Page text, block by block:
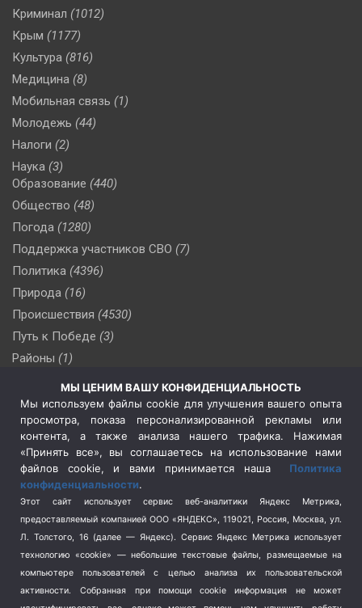
Криминал (1012)
Крым (1177)
Культура (816)
Медицина (8)
Мобильная связь (1)
Молодежь (44)
Налоги (2)
Наука (3)
Образование (440)
Общество (48)
Погода (1280)
Поддержка участников СВО (7)
Политика (4396)
Природа (16)
Происшествия (4530)
Путь к Победе (3)
Районы (1)
(510)
Сельское хозяйство (3)
Социальная политика
(3)
Спецоперация в Украине
Спецоперация на Украине
(404)
Спорт (740)
Терроризм (1)
Транспорт (262)
Туризм (178)
Флот (76)
МЫ ЦЕНИМ ВАШУ КОНФИДЕНЦИАЛЬНОСТЬ
Мы используем файлы cookie для улучшения вашего опыта
просмотра, показа персонализированной рекламы или
контента, а также анализа нашего трафика. Нажимая
«Принять все», вы соглашаетесь на использование нами
файлов cookie, и вами принимается наша Политика
конфиденциальности.
Этот сайт использует сервис веб-аналитики Яндекс Метрика,
предоставляемый компанией ООО «ЯНДЕКС», 119021, Россия, Москва, ул.
Л. Толстого, 16 (далее — Яндекс). Сервис Яндекс Метрика использует
технологию «cookie» — небольшие текстовые файлы, размещаемые на
компьютере пользователей с целью анализа их пользовательской
активности.
Собранная при помощи cookie информация не может